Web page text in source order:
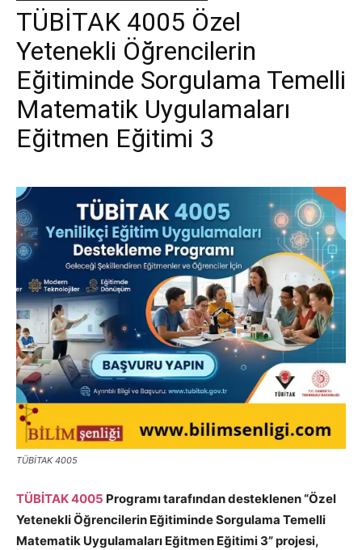
TÜBİTAK 4005 Özel
Yetenekli Öğrencilerin
Eğitiminde Sorgulama Temelli
Matematik Uygulamaları
Eğitmen Eğitimi 3
TÜBİTAK 4005
TÜBİTAK 4005 Programı tarafından desteklenen “Özel
Yetenekli Öğrencilerin Eğitiminde Sorgulama Temelli
Matematik Uygulamaları Eğitmen Eğitimi 3” projesi,